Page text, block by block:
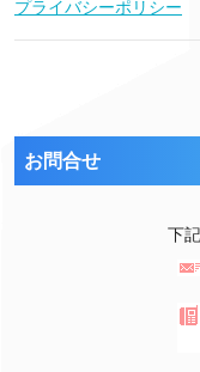
プライバシーポリシー
お問合せ
下